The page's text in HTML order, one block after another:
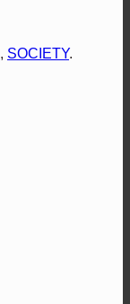
, SOCIETY.